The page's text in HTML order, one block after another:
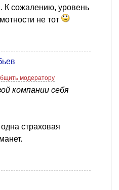
К сожалению, уровень
не тот
модератору
компании себя
страховая